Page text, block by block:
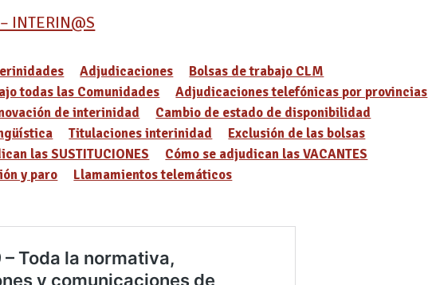
INTERIN@S
Adjudicaciones
Bolsas de trabajo CLM
todas las Comunidades
Adjudicaciones telefónicas por provincias
de interinidad
Cambio de estado de disponibilidad
Titulaciones interinidad
Exclusión de las bolsas
las SUSTITUCIONES
Cómo se adjudican las VACANTES
y paro
Llamamientos telemáticos